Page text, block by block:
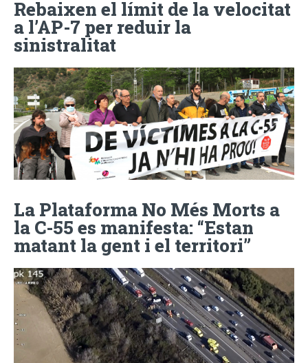
Rebaixen el límit de la velocitat
a l’AP-7 per reduir la
sinistralitat
La Plataforma No Més Morts a
la C-55 es manifesta: “Estan
matant la gent i el territori”